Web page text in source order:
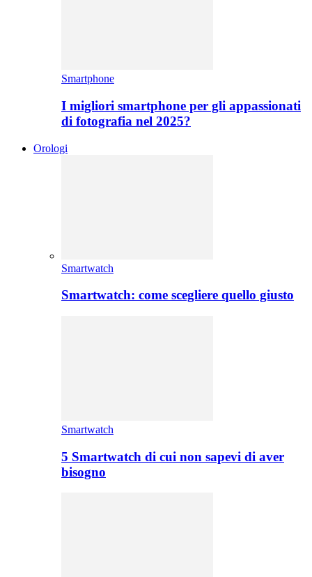
Smartphone
I migliori smartphone per gli appassionati
di fotografia nel 2025?
Orologi
Smartwatch
Smartwatch: come scegliere quello giusto
Smartwatch
5 Smartwatch di cui non sapevi di aver
bisogno